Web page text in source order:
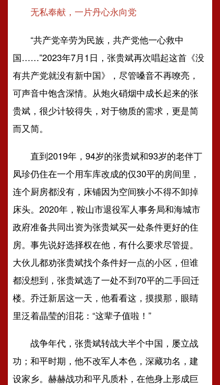
无私奉献，一片丹心永向党
“共产党辛劳为民族，共产党他一心救中
国……”2023年7月1日，张贵斌再次唱起这首《没
有共产党就没有新中国》，尽管嗓音不再嘹亮，
可声音中饱含深情。从炮火硝烟中成长起来的张
贵斌，很少计较得失，对于物质的需求，更是简
而又简。
直到2019年，94岁的张贵斌和93岁的老伴丁
凤珍仍住在一个用车库改成的仅30平的房间里，
连个厨房都没有，床铺因为空间狭小不得不卸掉
床头。2020年，鞍山市退役军人事务局和海城市
政府准备共同出资为张贵斌买一处条件更好的住
房。事先说好选择权在他，有什么要求尽管提。
大伙儿都劝张贵斌找个条件好一点的小区，但谁
都没想到，张贵斌选了一处不到70平的二手回迁
楼。乔迁新居这一天，他看看这，摸摸那，眼睛
里泛着晶莹的泪花：“这辈子值啦！”
战争年代，张贵斌转战大半个中国，屡立战
功；和平时期，他不改军人本色，深藏功名，建
设家乡。赫赫战功和平凡质朴，在他身上形成巨